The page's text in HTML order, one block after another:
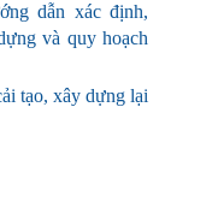
dẫn xác định,
và quy hoạch
tạo, xây dựng lại